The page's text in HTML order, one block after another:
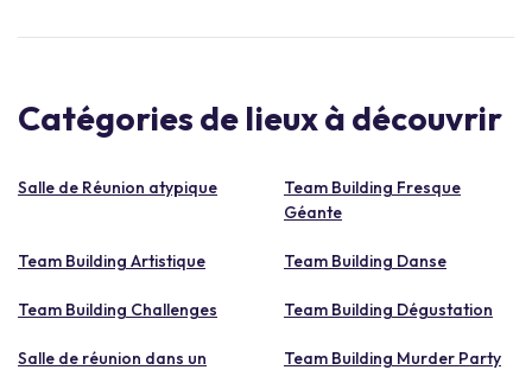
Catégories de lieux à découvrir
Salle de Réunion atypique
Team Building Fresque
Géante
Team Building Artistique Team Building Danse
Team Building Challenges Team Building Dégustation
Salle de réunion dans un
Team Building Murder Party